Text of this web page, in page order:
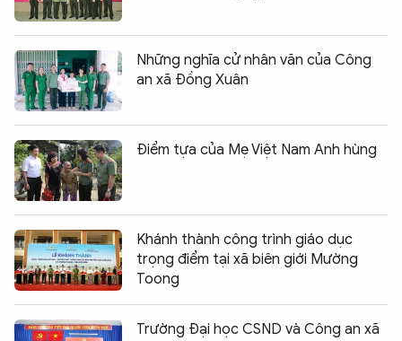
Những nghĩa cử nhân văn của Công
an xã Đồng Xuân
Điểm tựa của Mẹ Việt Nam Anh hùng
Khánh thành công trình giáo dục
trọng điểm tại xã biên giới Mường
Toong
Trường Đại học CSND và Công an xã